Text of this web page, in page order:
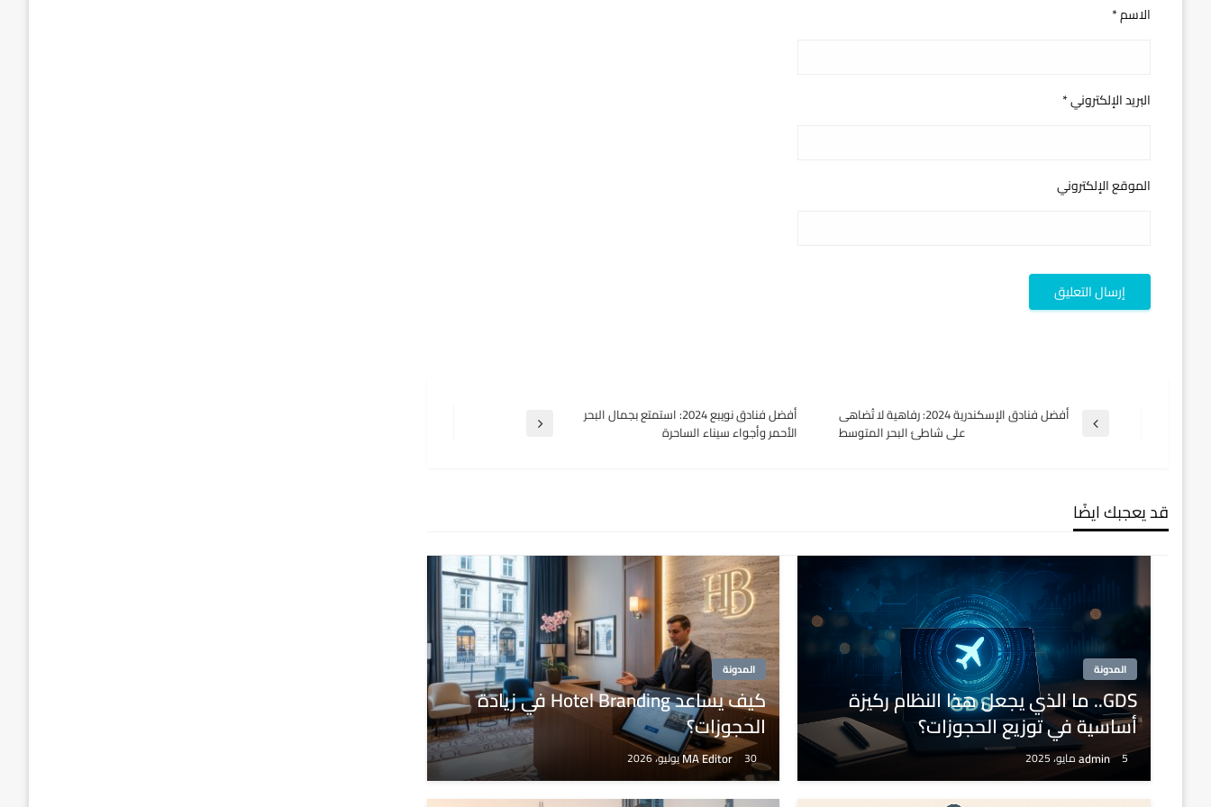
الاسم*
البريد الإلكتروني*
الموقع الإلكتروني
تصفّح
المقالة
أفضل فنادق الإسكندرية 2024: رفاهية لا تُضاهى
على شاطئ البحر المتوسط
المقالة
أفضل فنادق نويبع 2024: استمتع بجمال البحر
الأحمر وأجواء سيناء الساحرة
قد يعجبك ايضًا
المدونة
GDS.. ما الذي يجعل هذا النظام ركيزة
أساسية في توزيع الحجوزات؟
admin 5 مايو، 2025
المدونة
كيف يساعد Hotel Branding في زيادة
الحجوزات؟
MA Editor 30 يوليو، 2026